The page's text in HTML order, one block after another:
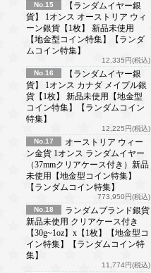
No.15
【ランダムイヤー銀
貨】 1オンス オーストリア ウィ
ーン銀貨【1枚】 新品未使用
【地金型コイン特集】【ランダ
ムコイン特集】
12,335円(税込)
No.16
【ランダムイヤー銀
貨】 1オンス カナダ メイプル銀
貨【1枚】 新品未使用【地金型
コイン特集】【ランダムコイン
特集】
12,225円(税込)
No.17
オーストリア ウィー
ン金貨 1オンス ランダムイヤー
（37mmクリアケース付き）新品
未使用【地金型コイン特集】
【ランダムコイン特集】
773,950円(税込)
No.18
ランダムブランド銀貨
新品未使用 クリアケース付き
【30g~1oz】x【1枚】【地金型コ
イン特集】【ランダムコイン特
集】
11,774円(税込)